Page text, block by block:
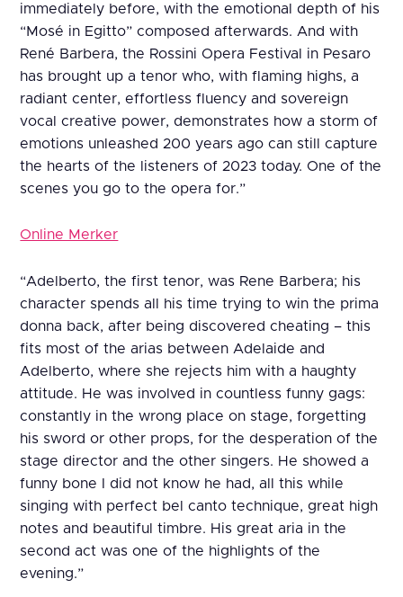
immediately before, with the emotional depth of his
“Mosé in Egitto” composed afterwards. And with
René Barbera, the Rossini Opera Festival in Pesaro
has brought up a tenor who, with flaming highs, a
radiant center, effortless fluency and sovereign
vocal creative power, demonstrates how a storm of
emotions unleashed 200 years ago can still capture
the hearts of the listeners of 2023 today. One of the
scenes you go to the opera for.”
Online Merker
“Adelberto, the first tenor, was Rene Barbera; his
character spends all his time trying to win the prima
donna back, after being discovered cheating – this
fits most of the arias between Adelaide and
Adelberto, where she rejects him with a haughty
attitude. He was involved in countless funny gags:
constantly in the wrong place on stage, forgetting
his sword or other props, for the desperation of the
stage director and the other singers. He showed a
funny bone I did not know he had, all this while
singing with perfect bel canto technique, great high
notes and beautiful timbre. His great aria in the
second act was one of the highlights of the
evening.”